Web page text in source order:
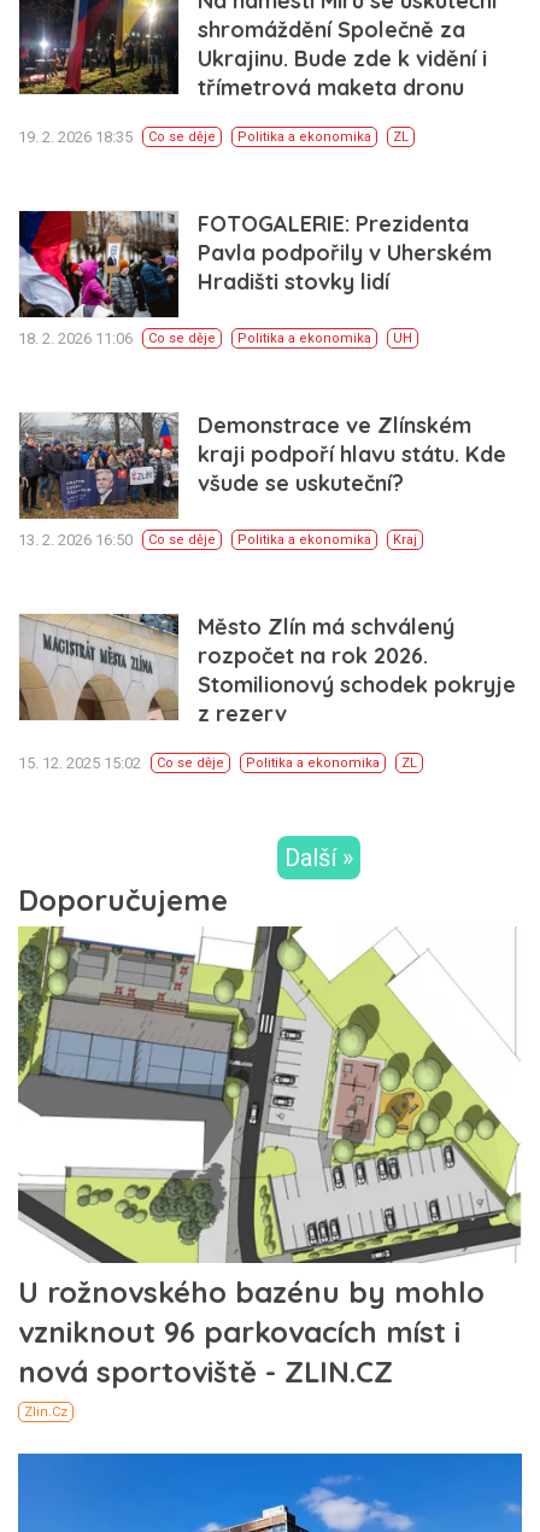
shromáždění Společně za
Ukrajinu. Bude zde k vidění i
třímetrová maketa dronu
19. 2. 2026 18:35 Co se děje Politika a ekonomika ZL
FOTOGALERIE: Prezidenta
Pavla podpořily v Uherském
Hradišti stovky lidí
18. 2. 2026 11:06 Co se děje Politika a ekonomika UH
Demonstrace ve Zlínském
kraji podpoří hlavu státu. Kde
všude se uskuteční?
13. 2. 2026 16:50 Co se děje Politika a ekonomika Kraj
Město Zlín má schválený
rozpočet na rok 2026.
Stomilionový schodek pokryje
z rezerv
15. 12. 2025 15:02 Co se děje Politika a ekonomika ZL
Další »